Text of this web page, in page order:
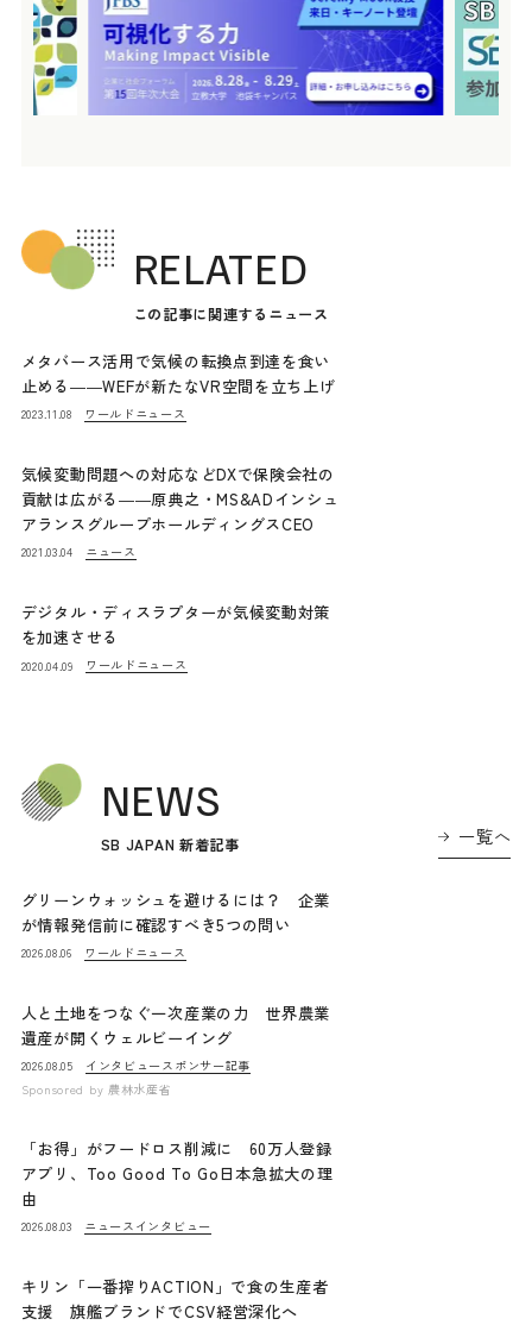
RELATED
この記事に関連するニュース
メタバース活用で気候の転換点到達を食い
止める――WEFが新たなVR空間を立ち上げ
2023.11.08 ワールドニュース
気候変動問題への対応などDXで保険会社の
貢献は広がる――原典之・MS&ADインシュ
アランスグループホールディングスCEO
2021.03.04 ニュース
デジタル・ディスラプターが気候変動対策
を加速させる
2020.04.09 ワールドニュース
NEWS
SB JAPAN 新着記事 一覧へ
グリーンウォッシュを避けるには？ 企業
が情報発信前に確認すべき5つの問い
2026.08.06 ワールドニュース
人と土地をつなぐ一次産業の力 世界農業
遺産が開くウェルビーイング
2026.08.05 インタビュー スポンサー記事
Sponsored by 農林水産省
「お得」がフードロス削減に 60万人登録
アプリ、Too Good To Go日本急拡大の理
由
2026.08.03 ニュース インタビュー
キリン「一番搾りACTION」で食の生産者
支援 旗艦ブランドでCSV経営深化へ